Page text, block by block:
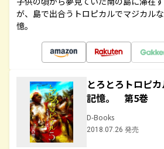
が、島で出合うトロピカルでマジカル
憶。
とろとろトロピ
記憶。 第5巻
D-Books
2018.07.26 発売